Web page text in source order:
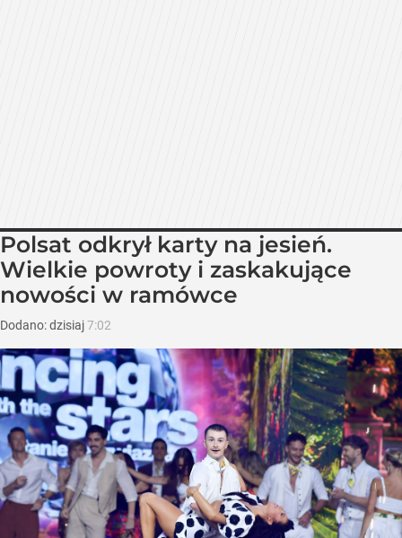
Polsat odkrył karty na jesień.
Wielkie powroty i zaskakujące
nowości w ramówce
Dodano:dzisiaj7:02